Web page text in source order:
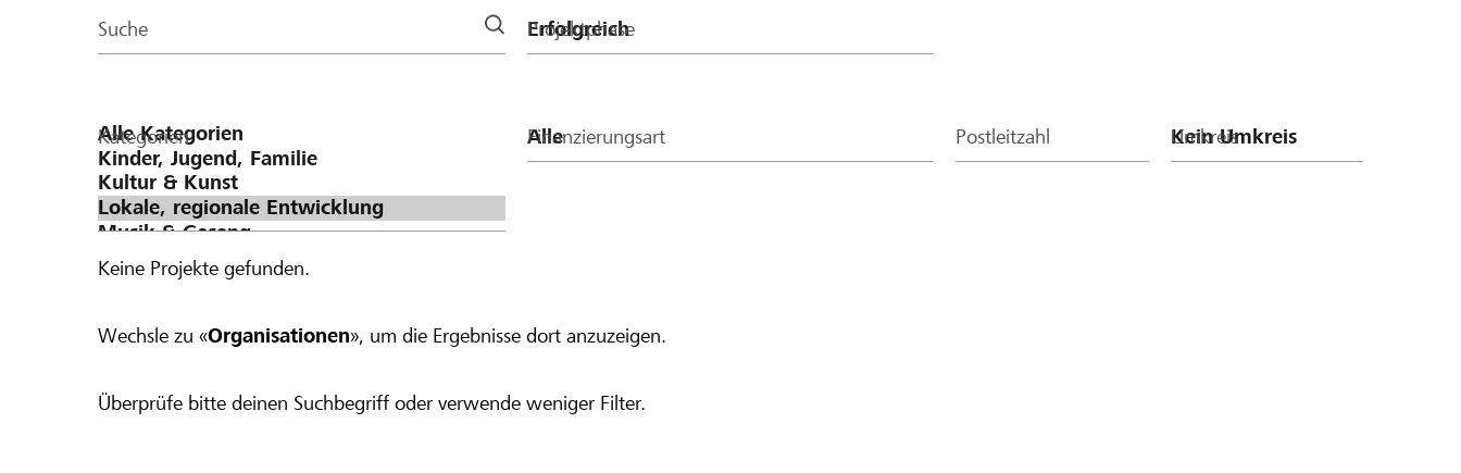
Suche Projektphase
Kategorien Finanzierungsart Postleitzahl Umkreis
Keine Projekte gefunden.
Wechsle zu «Organisationen», um die Ergebnisse dort anzuzeigen.
Überprüfe bitte deinen Suchbegriff oder verwende weniger Filter.